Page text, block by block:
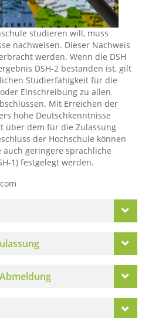
studieren will, muss
nachweisen. Dieser Nachweis
werden. Wenn die DSH
DSH-2 bestanden ist, gilt
Studierfähigkeit für die
Einschreibung zu allen
Mit Erreichen der
hohe Deutschkenntnisse
über dem für die Zulassung
der Hochschule können
geringere sprachliche
1) festgelegt werden.